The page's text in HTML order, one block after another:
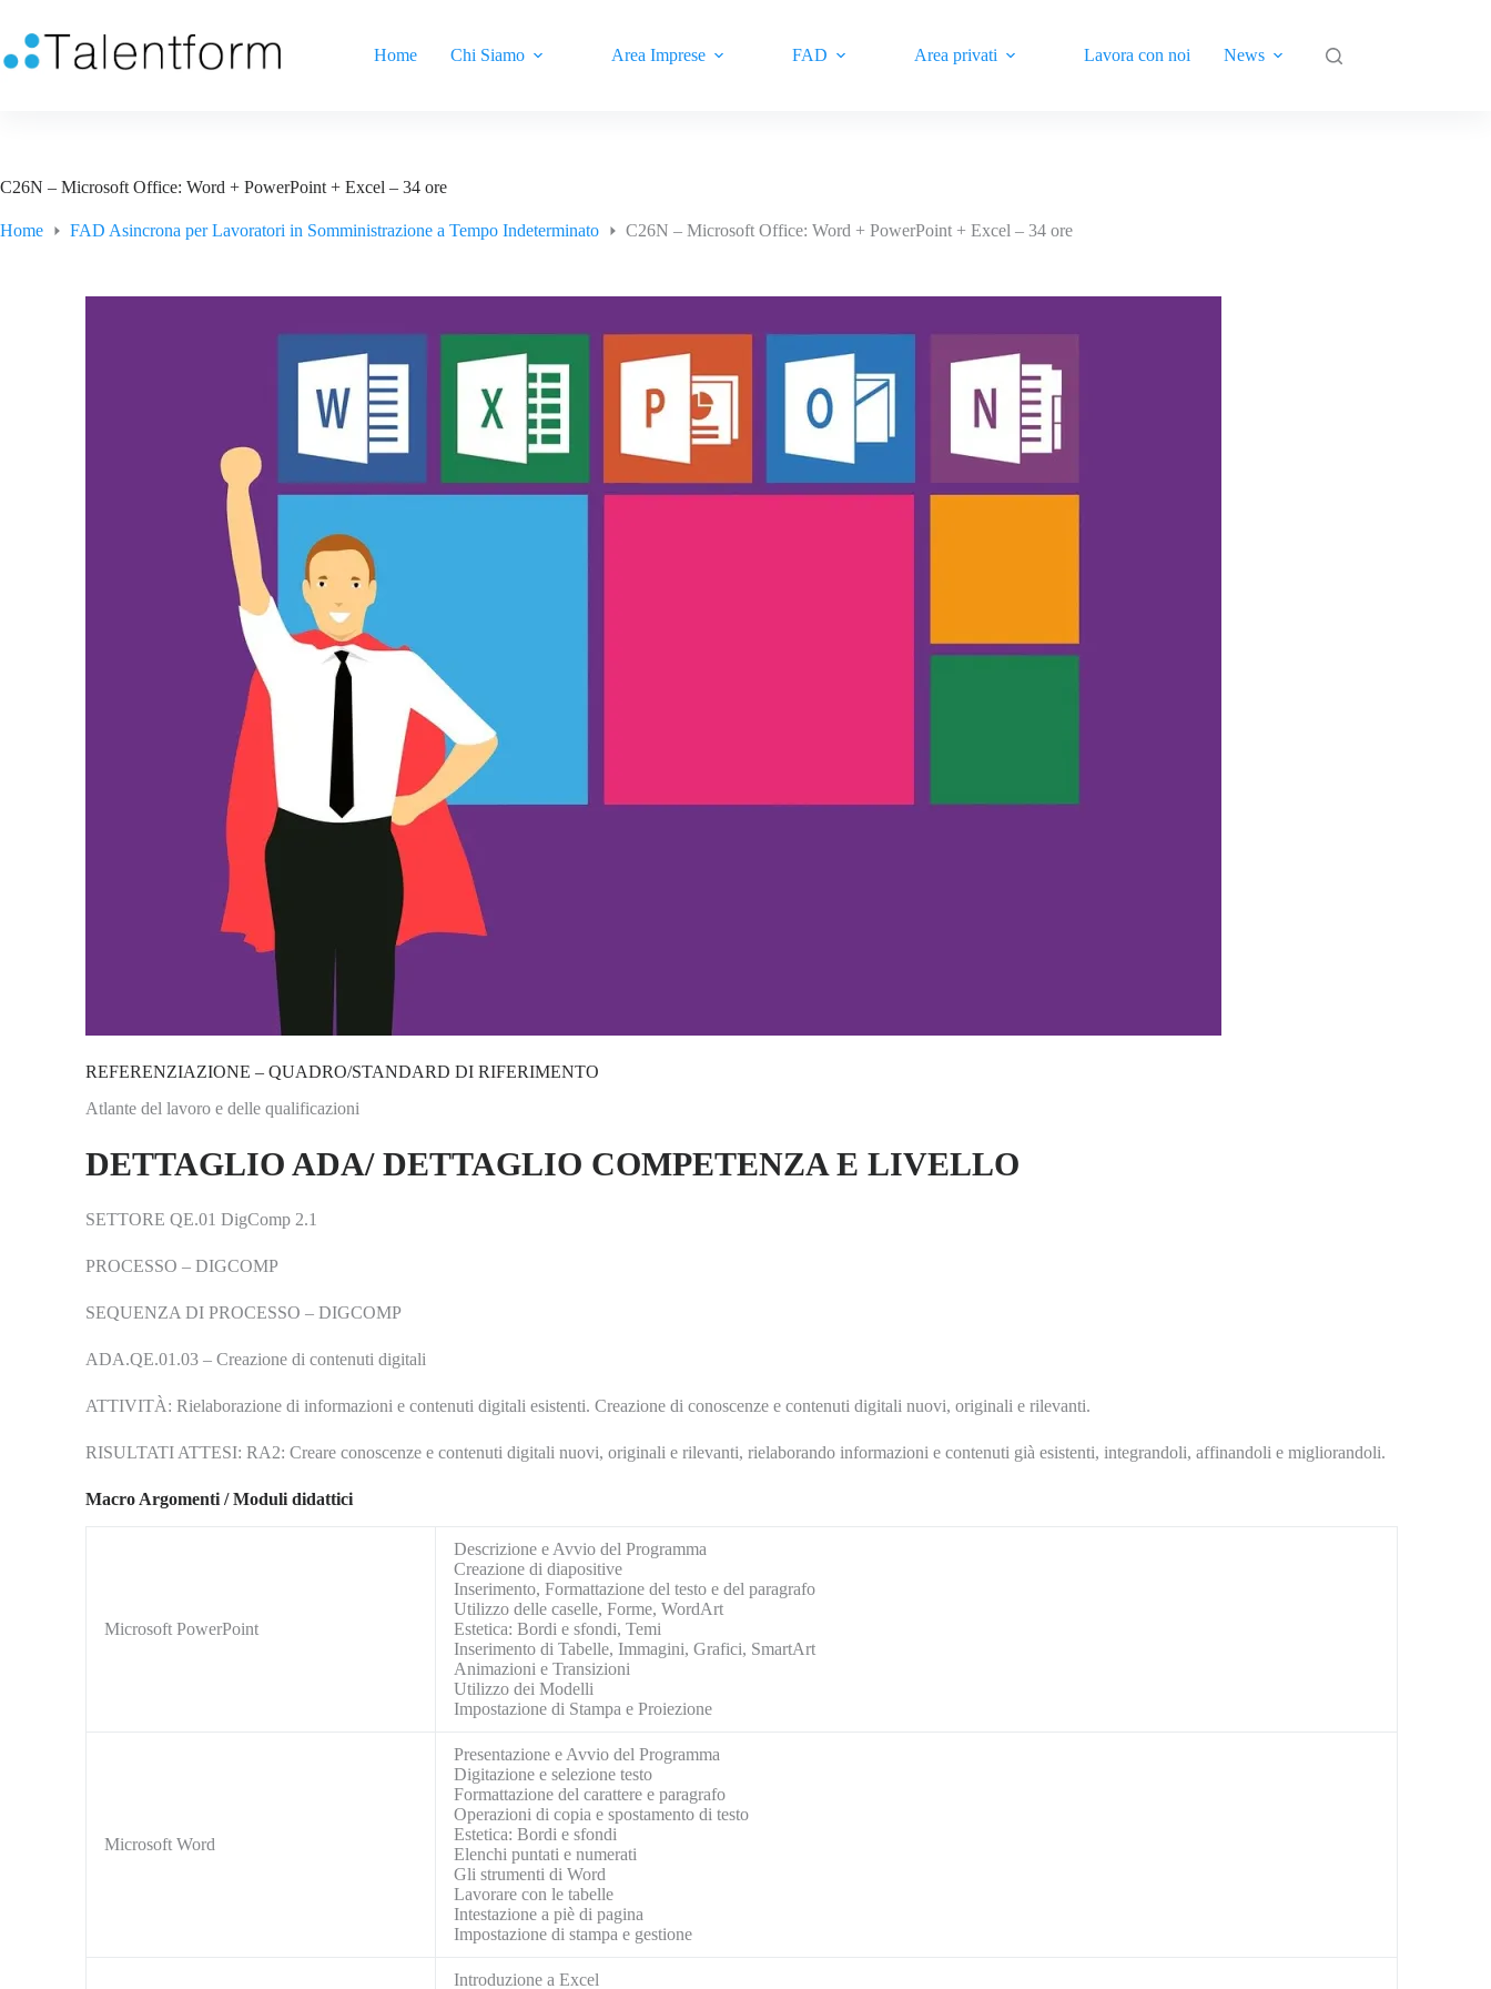
Home Chi Siamo Area Imprese FAD Area privati Lavora con noi News
C26N – Microsoft Office: Word + PowerPoint + Excel – 34 ore
Home FAD Asincrona per Lavoratori in Somministrazione a Tempo Indeterminato C26N – Microsoft Office: Word + PowerPoint + Excel – 34 ore
REFERENZIAZIONE – QUADRO/STANDARD DI RIFERIMENTO
Atlante del lavoro e delle qualificazioni
DETTAGLIO ADA/ DETTAGLIO COMPETENZA E LIVELLO
SETTORE QE.01 DigComp 2.1
PROCESSO – DIGCOMP
SEQUENZA DI PROCESSO – DIGCOMP
ADA.QE.01.03 – Creazione di contenuti digitali
ATTIVITÀ: Rielaborazione di informazioni e contenuti digitali esistenti. Creazione di conoscenze e contenuti digitali nuovi, originali e rilevanti.
RISULTATI ATTESI: RA2: Creare conoscenze e contenuti digitali nuovi, originali e rilevanti, rielaborando informazioni e contenuti già esistenti, integrandoli, affinandoli e migliorandoli.
Macro Argomenti / Moduli didattici
Microsoft PowerPoint
Descrizione e Avvio del Programma
Creazione di diapositive
Inserimento, Formattazione del testo e del paragrafo
Utilizzo delle caselle, Forme, WordArt
Estetica: Bordi e sfondi, Temi
Inserimento di Tabelle, Immagini, Grafici, SmartArt
Animazioni e Transizioni
Utilizzo dei Modelli
Impostazione di Stampa e Proiezione
Microsoft Word
Presentazione e Avvio del Programma
Digitazione e selezione testo
Formattazione del carattere e paragrafo
Operazioni di copia e spostamento di testo
Estetica: Bordi e sfondi
Elenchi puntati e numerati
Gli strumenti di Word
Lavorare con le tabelle
Intestazione a piè di pagina
Impostazione di stampa e gestione
Introduzione a Excel